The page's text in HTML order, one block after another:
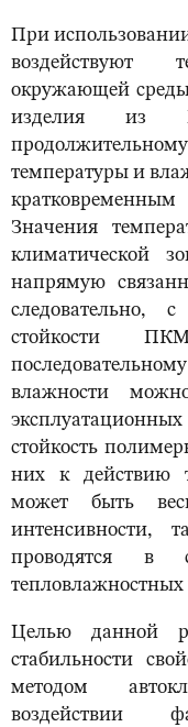
При
воздействуют
окружающей
изделия из
температуры и
Значения
климатической
напрямую
следовательно,
стойкости
влажности
стойкость
них к действию
может быть
интенсивности,
проводятся в
тепловлажностных
Целью данной
стабильности
методом
воздействии